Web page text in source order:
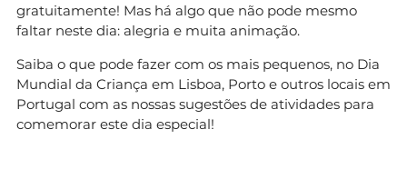
gratuitamente! Mas há algo que não pode mesmo
faltar neste dia: alegria e muita animação.
Saiba o que pode fazer com os mais pequenos, no Dia
Mundial da Criança em Lisboa, Porto e outros locais em
Portugal com as nossas sugestões de atividades para
comemorar este dia especial!